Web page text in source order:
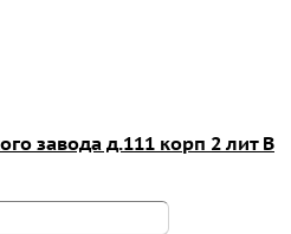
завода д.111 корп 2 лит В